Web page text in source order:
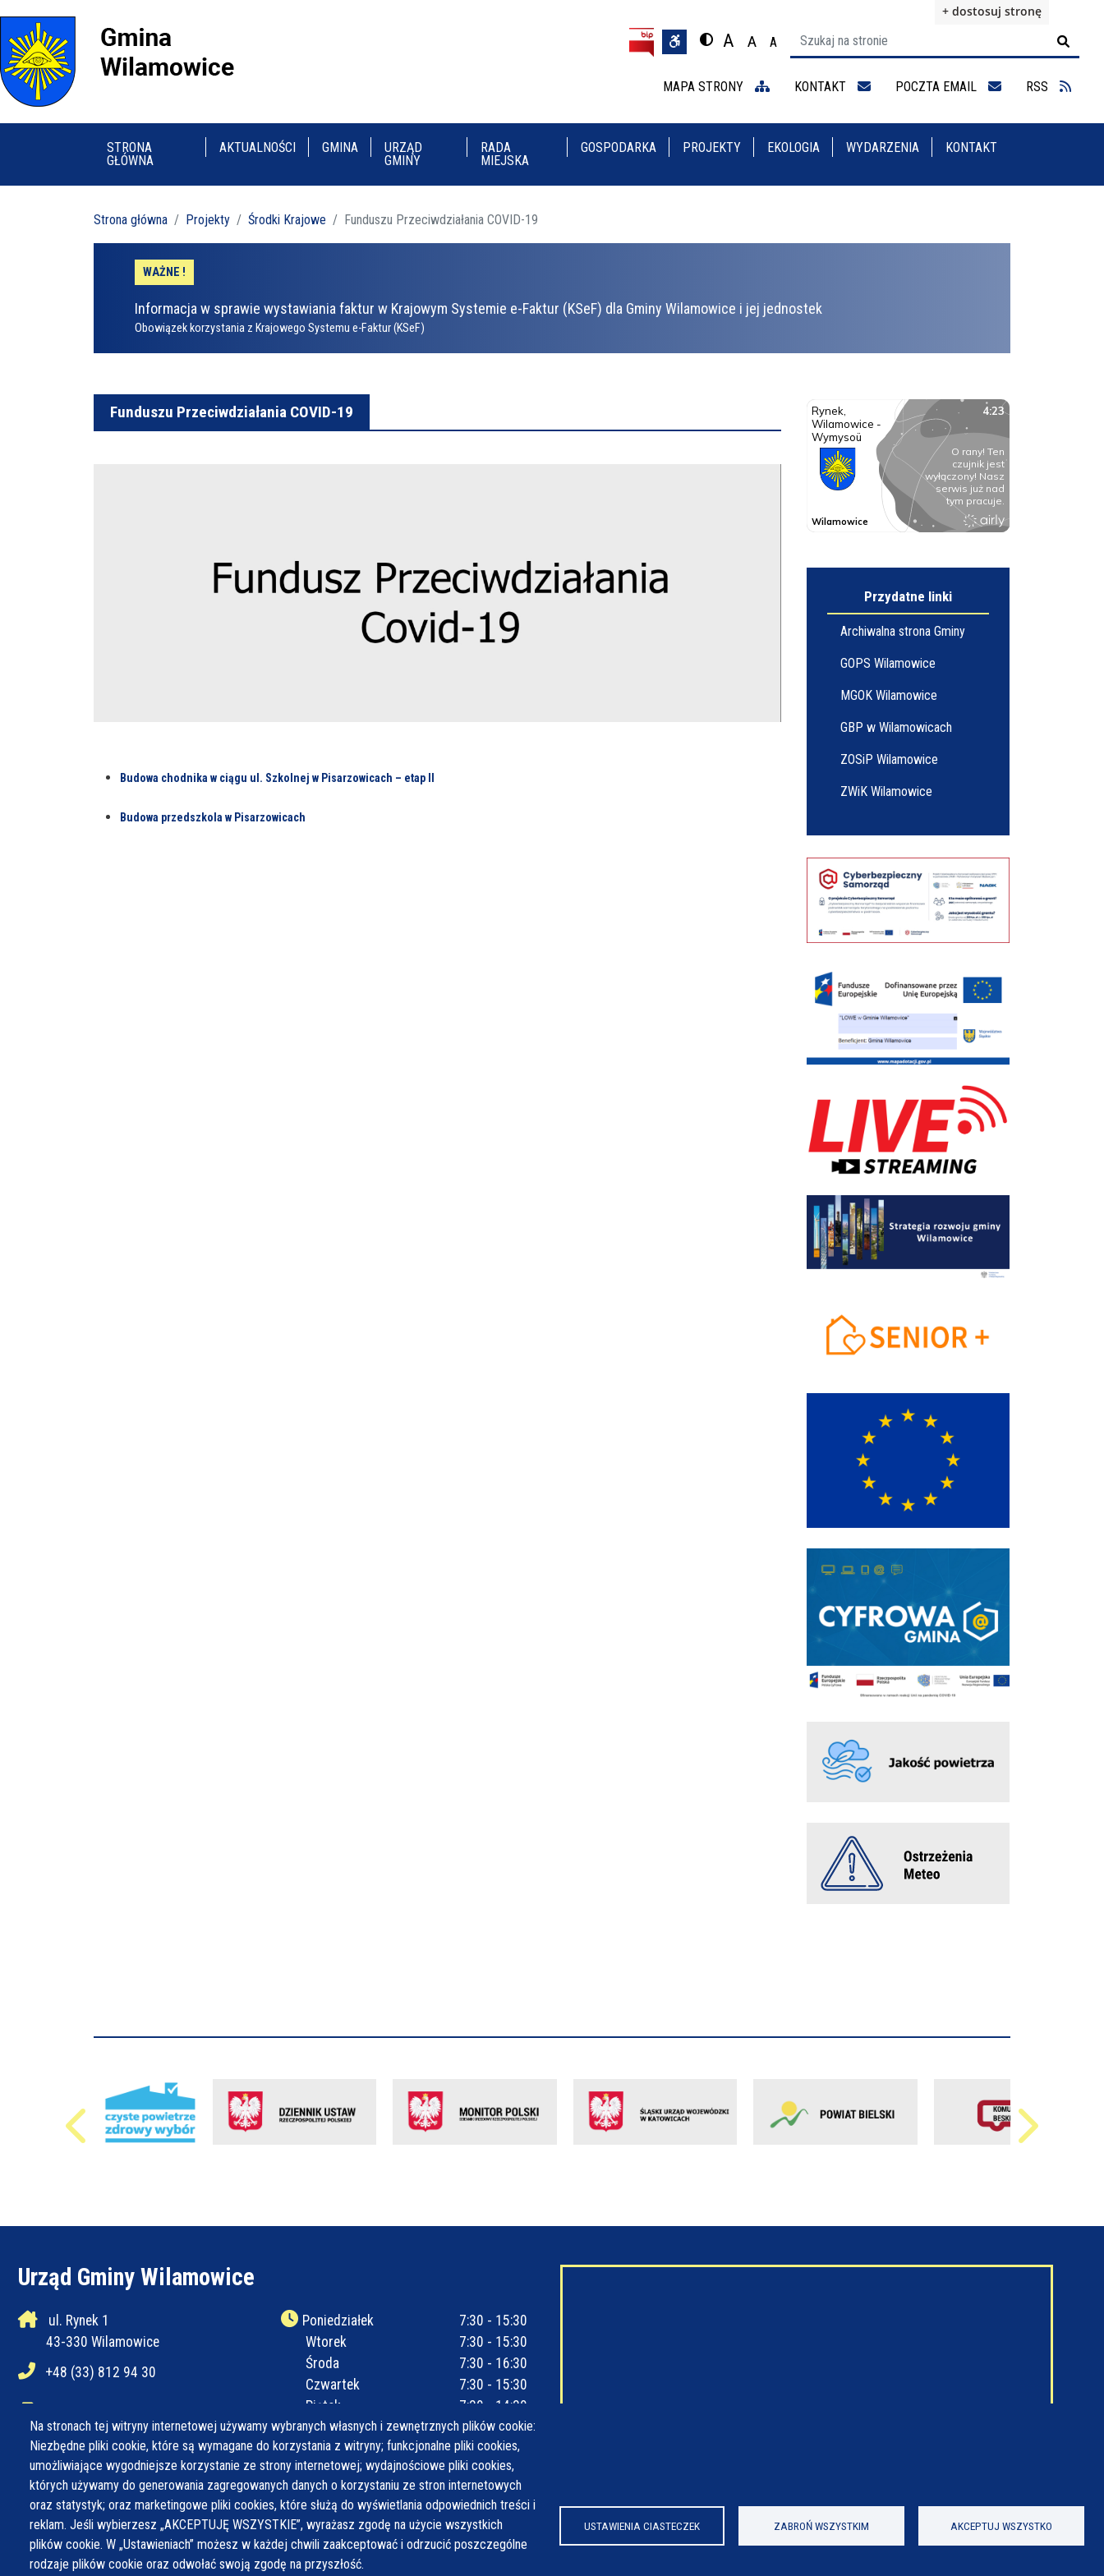
+ dostosuj stronę
Na stronach tej witryny internetowej używamy wybranych własnych i zewnętrznych plików cookie:
Niezbędne pliki cookie, które są wymagane do korzystania z witryny; funkcjonalne pliki cookies,
umożliwiające wygodniejsze korzystanie ze strony internetowej; wydajnościowe pliki cookies,
których używamy do generowania zagregowanych danych o korzystaniu ze stron internetowych
oraz statystyk; oraz marketingowe pliki cookies, które służą do wyświetlania odpowiednich treści i
reklam. Jeśli wybierzesz „AKCEPTUJĘ WSZYSTKIE”, wyrażasz zgodę na użycie wszystkich
plików cookie. W „Ustawieniach” możesz w każdej chwili zaakceptować i odrzucić poszczególne
rodzaje plików cookie oraz odwołać swoją zgodę na przyszłość.
USTAWIENIA CIASTECZEK ZABROŃ WSZYSTKIM AKCEPTUJ WSZYSTKO
Przełącz na motyw wysokiej widoczności
A
A
Ustaw rozmiar czcionki na 125%
A
Ustaw rozmiar czcionki na 100%

MAPA STRONY KONTAKT POCZTA EMAIL RSS
STRONA
GŁÓWNA
AKTUALNOŚCI GMINA
URZĄD
GMINY
RADA
MIEJSKA
GOSPODARKA PROJEKTY EKOLOGIA WYDARZENIA KONTAKT
Strona główna Projekty Środki Krajowe Funduszu Przeciwdziałania COVID-19
WAŻNE !
Informacja w sprawie wystawiania faktur w Krajowym Systemie e-Faktur (KSeF) dla Gminy Wilamowice i jej jednostek
Obowiązek korzystania z Krajowego Systemu e-Faktur (KSeF)
Funduszu Przeciwdziałania COVID-19
Budowa chodnika w ciągu ul. Szkolnej w Pisarzowicach – etap II
Budowa przedszkola w Pisarzowicach
Przydatne linki
Archiwalna strona Gminy
GOPS Wilamowice
MGOK Wilamowice
GBP w Wilamowicach
ZOSiP Wilamowice
ZWiK Wilamowice
Urząd Gminy Wilamowice
ul. Rynek 1
43-330 Wilamowice
+48 (33) 812 94 30
ug@wilamowice.pl
Poniedziałek
7:30 - 15:30
Wtorek
7:30 - 15:30
Środa
7:30 - 16:30
Czwartek
7:30 - 15:30
Piątek
7:30 - 14:30